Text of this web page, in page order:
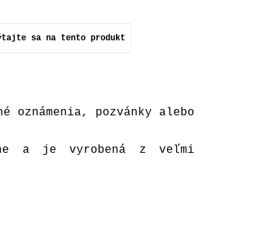
sa na tento produkt
oznámenia, pozvánky alebo
a je vyrobená z veľmi